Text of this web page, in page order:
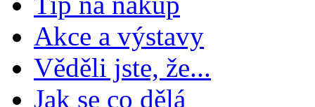
Akce a výstavy
Věděli jste, že...
Jak se co dělá